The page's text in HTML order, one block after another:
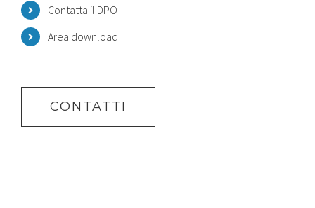
Contatta il DPO
Area download
CONTATTI